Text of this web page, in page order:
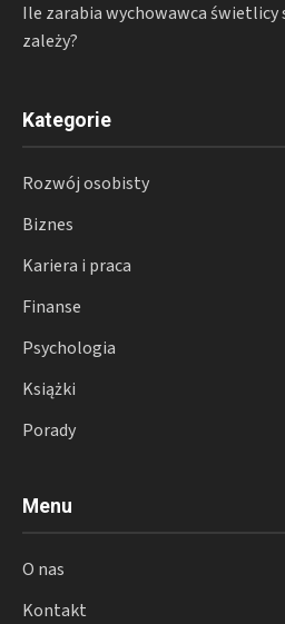
Ile zarabia wychowawca świetlicy
zależy?
Kategorie
Rozwój osobisty
Biznes
Kariera i praca
Finanse
Psychologia
Książki
Porady
Menu
O nas
Kontakt